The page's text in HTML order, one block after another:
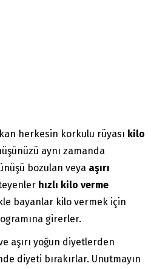
herkesin korkulu rüyası kilo
aynı zamanda
bozulan veya aşırı
hızlı kilo verme
bayanlar kilo vermek için
girerler.
aşırı yoğun diyetlerden
diyeti bırakırlar. Unutmayın